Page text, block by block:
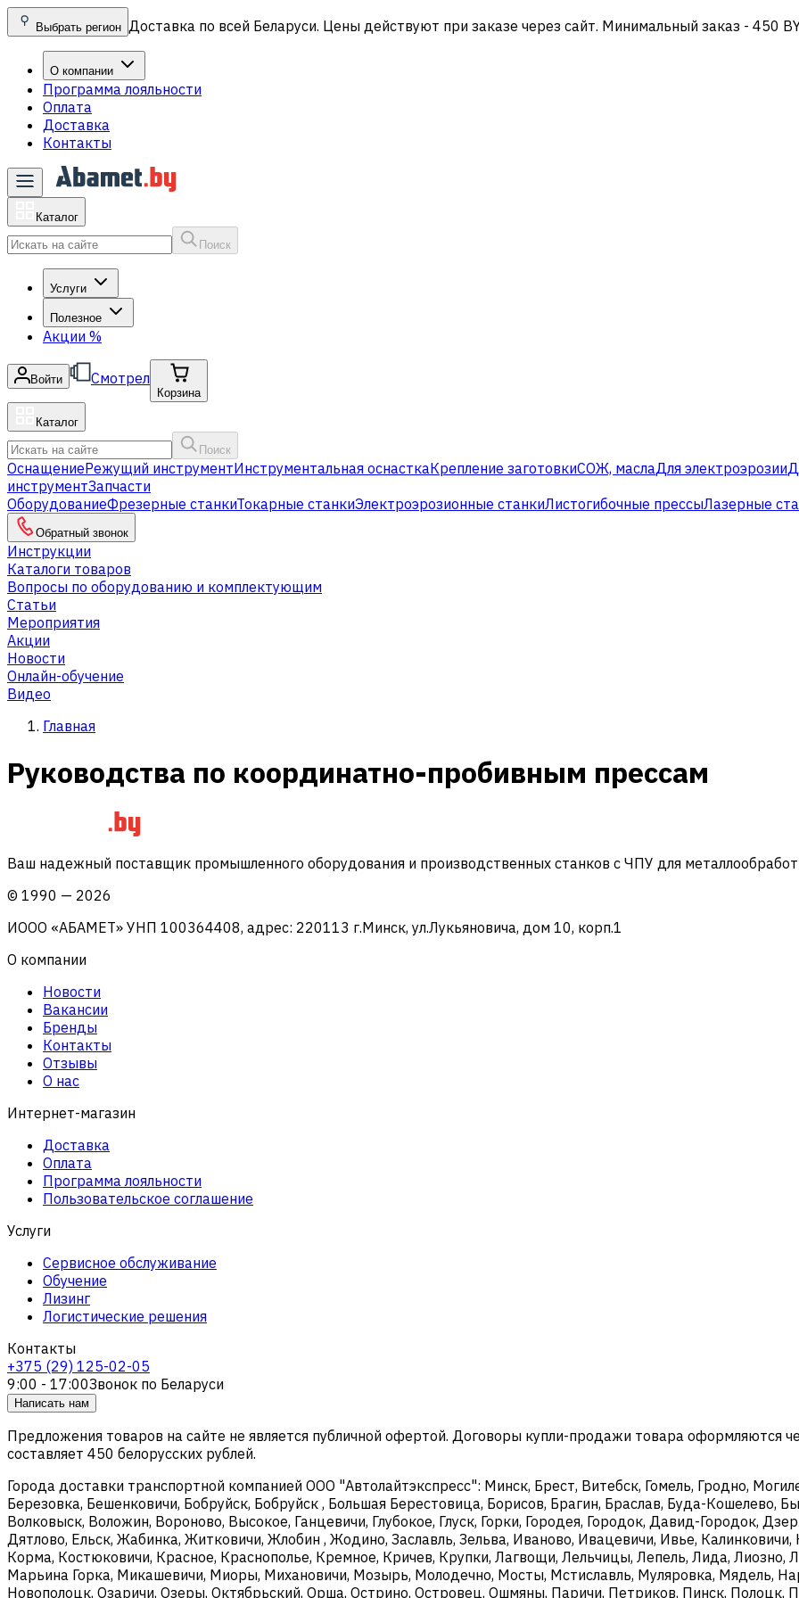
Выбрать регион Доставка по всей Беларуси. Цены действуют при заказе через сайт. Минимальный заказ - 450
О компании
Программа лояльности
Оплата
Доставка
Контакты
Каталог
Поиск
Услуги
Полезное
Акции %
Войти Смотрел
Корзина
Каталог
Поиск
ОснащениеРежущий инструментИнструментальная оснасткаКрепление заготовкиСОЖ, маслаДля электроэрозии
инструментЗапчасти
ОборудованиеФрезерные станкиТокарные станкиЭлектроэрозионные станкиЛистогибочные прессыЛазерные
Обратный звонок
Инструкции
Каталоги товаров
Вопросы по оборудованию и комплектующим
Статьи
Мероприятия
Акции
Новости
Онлайн-обучение
Видео
Главная
Руководства по координатно-пробивным прессам
Ваш надежный поставщик промышленного оборудования и производственных станков с ЧПУ для
© 1990 — 2026
ИООО «АБАМЕТ» УНП 100364408, адрес: 220113 г.Минск, ул.Лукьяновича, дом 10, корп.1
О компании
Новости
Вакансии
Бренды
Контакты
Отзывы
О нас
Интернет-магазин
Доставка
Оплата
Программа лояльности
Пользовательское соглашение
Услуги
Сервисное обслуживание
Обучение
Лизинг
Логистические решения
Контакты
+375 (29) 125-02-05
9:00 - 17:00Звонок по Беларуси
Написать нам
Предложения товаров на сайте не является публичной офертой. Договоры купли-продажи товара оформляются
составляет 450 белорусских рублей.
Города доставки транспортной компанией ООО "Автолайтэкспресс": Минск, Брест, Витебск, Гомель, Гродно,
Березовка, Бешенковичи, Бобруйск, Бобруйск , Большая Берестовица, Борисов, Брагин, Браслав, Буда-Кошелево,
Волковыск, Воложин, Вороново, Высокое, Ганцевичи, Глубокое, Глуск, Горки, Городея, Городок, Давид-Городок,
Дятлово, Ельск, Жабинка, Житковичи, Жлобин , Жодино, Заславль, Зельва, Иваново, Ивацевичи, Ивье,
Корма, Костюковичи, Красное, Краснополье, Кремное, Кричев, Крупки, Лагвощи, Лельчицы, Лепель, Лида, Лиозно,
Марьина Горка, Микашевичи, Миоры, Михановичи, Мозырь, Молодечно, Мосты, Мстиславль, Муляровка, Мядель,
Новополоцк, Озаричи, Озеры, Октябрьский, Орша, Острино, Островец, Ошмяны, Паричи, Петриков, Пинск, Полоцк,